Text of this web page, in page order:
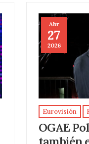
Abr
27
2026
Eurovisión
OGAE